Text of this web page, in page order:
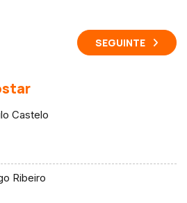
SEGUINTE
Castelo
Ribeiro